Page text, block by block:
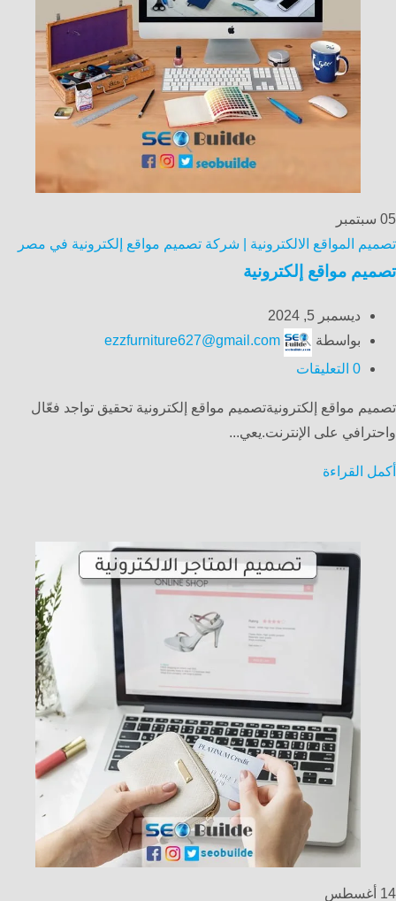
05 سبتمبر
تصميم المواقع الالكترونية | شركة تصميم مواقع إلكترونية في مصر
تصميم مواقع إلكترونية
ديسمبر 5, 2024
بواسطة
ezzfurniture627@gmail.com
0 التعليقات
تصميم مواقع إلكترونيةتصميم مواقع إلكترونية تحقيق تواجد فعّال
واحترافي على الإنترنت.يعي...
أكمل القراءة
14 أغسطس